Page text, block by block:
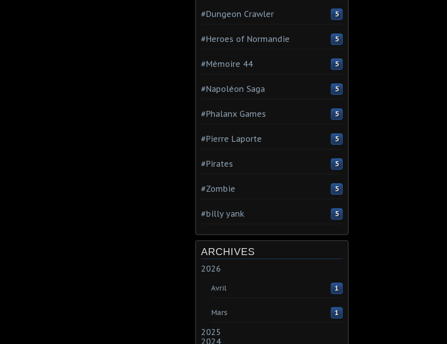
#Dungeon Crawler 5
#Heroes of Normandie 5
#Mémoire 44 5
#Napoléon Saga 5
#Phalanx Games 5
#Pierre Laporte 5
#Pirates 5
#Zombie 5
#billy yank 5
ARCHIVES
2026
Avril 1
Mars 1
2025
2024